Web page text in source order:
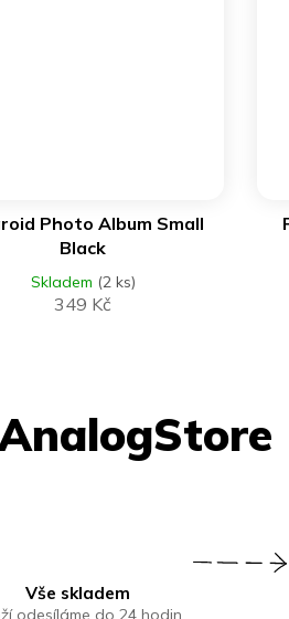
Vše skladem
odesíláme do 24 hodin
Photo Album Small
Black
Skladem (2 ks)
349 Kč